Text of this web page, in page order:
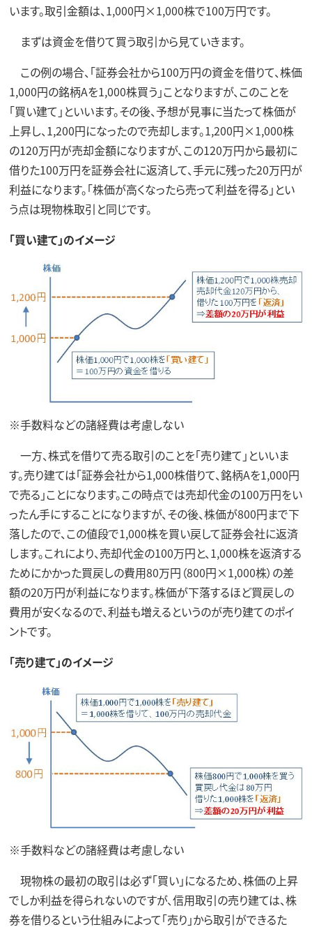
います。取引金額は、1,000円×1,000株で100万円です。
まずは資金を借りて買う取引から見ていきます。
この例の場合、「証券会社から100万円の資金を借りて、株価
1,000円の銘柄Aを1,000株買う」ことなりますが、このことを
「買い建て」といいます。その後、予想が見事に当たって株価が
上昇し、1,200円になったので売却します。1,200円×1,000株
の120万円が売却金額になりますが、この120万円から最初に
借りた100万円を証券会社に返済して、手元に残った20万円が
利益になります。「株価が高くなったら売って利益を得る」とい
う点は現物株取引と同じです。
「買い建て」のイメージ
※手数料などの諸経費は考慮しない
一方、株式を借りて売る取引のことを「売り建て」といいま
す。売り建ては「証券会社から1,000株借りて、銘柄Aを1,000円
で売る」ことになります。この時点では売却代金の100万円をい
ったん手にすることになりますが、その後、株価が800円まで下
落したので、この値段で1,000株を買い戻して証券会社に返済
します。これにより、売却代金の100万円と、1,000株を返済する
ためにかかった買戻しの費用80万円（800円×1,000株）の差
額の20万円が利益になります。株価が下落するほど買戻しの
費用が安くなるので、利益も増えるというのが売り建てのポイ
ントです。
「売り建て」のイメージ
※手数料などの諸経費は考慮しない
現物株の最初の取引は必ず「買い」になるため、株価の上昇
でしか利益を得られないのですが、信用取引の売り建ては、株
券を借りるという仕組みによって「売り」から取引ができるた